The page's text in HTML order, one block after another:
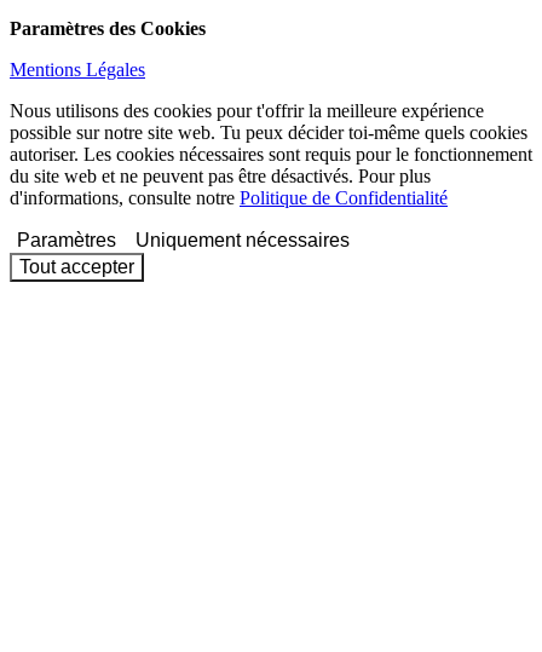
Paramètres des Cookies
Mentions Légales
Nous utilisons des cookies pour t'offrir la meilleure expérience
possible sur notre site web. Tu peux décider toi-même quels cookies
autoriser. Les cookies nécessaires sont requis pour le fonctionnement
du site web et ne peuvent pas être désactivés. Pour plus
d'informations, consulte notre Politique de Confidentialité
Paramètres
Uniquement nécessaires
Tout accepter